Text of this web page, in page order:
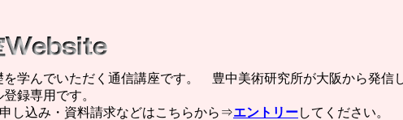
学んでいただく通信講座です。 豊中美術研究所が大阪から発信
録専用です。
し込み・資料請求などはこちらから⇒エントリーしてください。